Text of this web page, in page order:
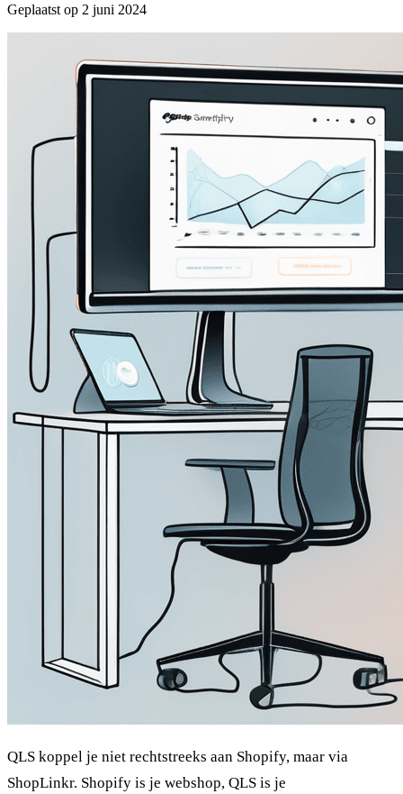
Geplaatst op 2 juni 2024
QLS koppel je niet rechtstreeks aan Shopify, maar via
ShopLinkr. Shopify is je webshop, QLS is je